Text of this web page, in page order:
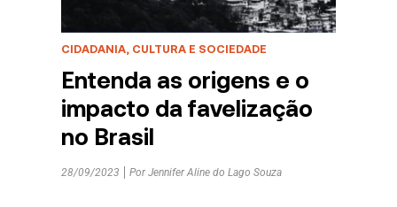
CIDADANIA, CULTURA E SOCIEDADE
Entenda as origens e o
impacto da favelização
no Brasil
28/09/2023 Por Jennifer Aline do Lago Souza